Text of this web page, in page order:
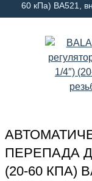
60 кПа) BA521,
ПЕРЕПАДА
(20-60 КПА)